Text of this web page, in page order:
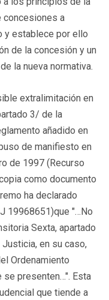
concesiones a
y establece por ello
de la concesión y un
la nueva normativa.
extralimitación en
3/ de la
añadido en
de manifiesto en
de 1997 (Recurso
como documento
ha declarado
19968651)que "…No
Sexta, apartado
en su caso,
Ordenamiento
presenten…". Esta
que tiende a